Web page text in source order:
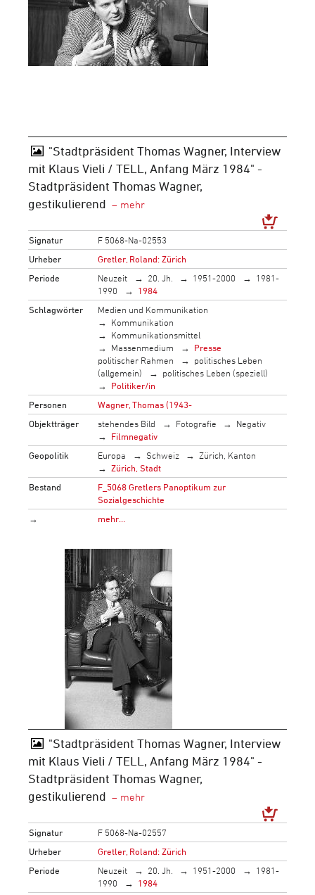
"Stadtpräsident Thomas Wagner, Interview
mit Klaus Vieli / TELL, Anfang März 1984" -
Stadtpräsident Thomas Wagner,
gestikulierend
Signatur
F 5068-Na-02553
Urheber
Gretler, Roland: Zürich
Periode
Neuzeit 20. Jh. 1951-2000
1981-
1990
1984
Schlagwörter
Medien und Kommunikation
Kommunikation
Kommunikationsmittel
Massenmedium
Presse
politischer Rahmen
politisches Leben
(allgemein)
politisches Leben (speziell)
Politiker/in
Personen
Wagner, Thomas (1943-
Objektträger
stehendes Bild Fotografie
Negativ
Filmnegativ
Geopolitik
Europa Schweiz
Zürich, Kanton
Zürich, Stadt
Bestand
F_5068 Gretlers Panoptikum zur
Sozialgeschichte
→
mehr…
"Stadtpräsident Thomas Wagner, Interview
mit Klaus Vieli / TELL, Anfang März 1984" -
Stadtpräsident Thomas Wagner,
gestikulierend
Signatur
F 5068-Na-02557
Urheber
Gretler, Roland: Zürich
Periode
Neuzeit 20. Jh. 1951-2000
1981-
1990
1984